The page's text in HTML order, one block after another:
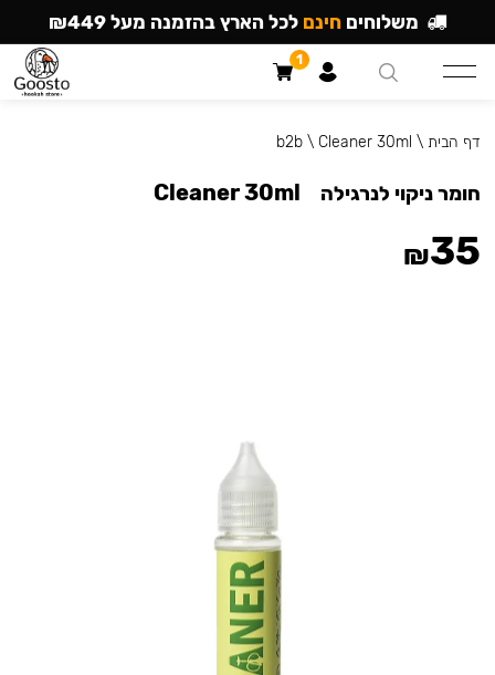
דף הבית \
b2b\ Cleaner 30ml
חומר ניקוי לנרגילה Cleaner 30ml
₪35
משלוחים חינם לכל הארץ בהזמנה מעל ₪449
1